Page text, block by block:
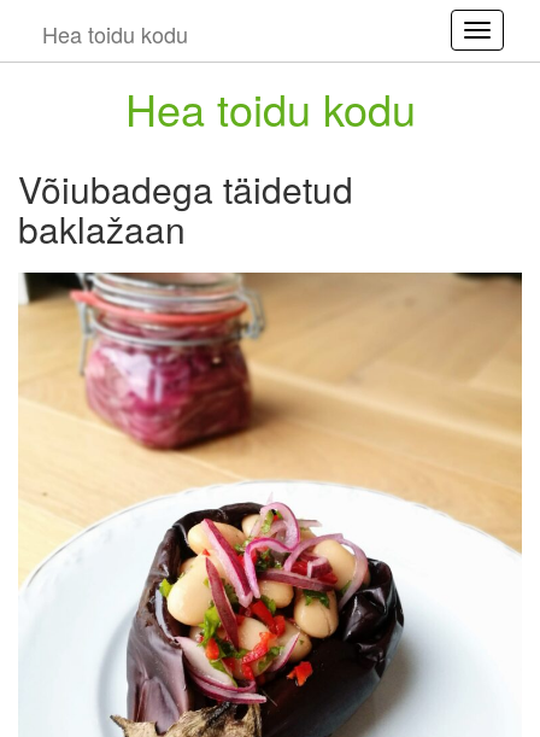
Hea toidu kodu
Hea toidu kodu
Võiubadega täidetud
baklažaan